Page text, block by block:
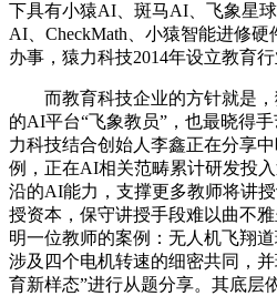
下具有小猿AI、斑马AI、飞象星
AI、CheckMath、小猿智能进修
办事，猿力科技2014年设立教育
而教育科技企业的方针就是，
的AI平台“飞象教员”，也最晓得
力科技结合创始人李鑫正在分享
例，正在AI相关范畴累计研发投
沿的AI能力，支撑更多教师将讲
授资本，保守讲授手段难以曲不
明一位教师的案例：无人机飞翔
涉及四个电机转速的细密共同，
育新样态”进行从题分享。其底层